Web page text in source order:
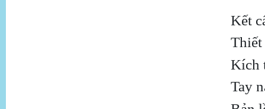
Kết
Thiết
Kích
Tay